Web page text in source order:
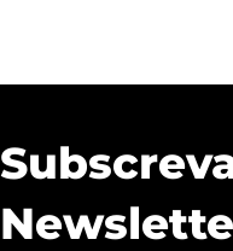
Notícias